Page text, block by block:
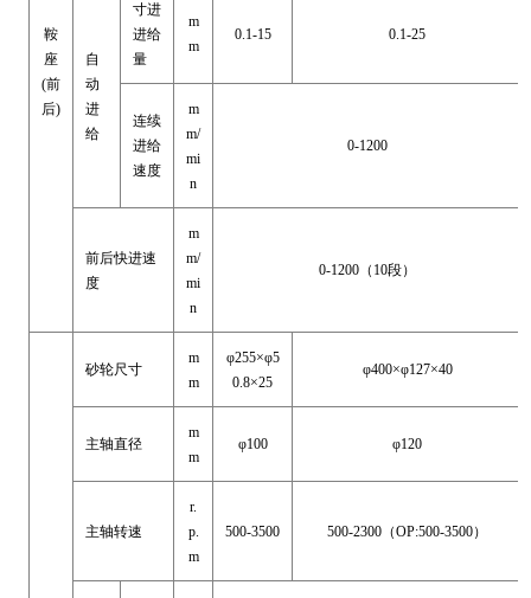
鞍
座
(前
后)
自
动
进
给
寸进
进给
量
m
m
0.1-15 0.1-25
连续
进给
速度
m
m/
mi
n
0-1200
前后快进速
度
m
m/
mi
n
0-1200（10段）
砂轮尺寸
m
m
φ255×φ5
0.8×25
φ400×φ127×40
主轴直径
m
m
φ100 φ120
主轴转速
r.
p.
m
500-3500 500-2300（OP:500-3500）